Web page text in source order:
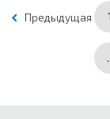
Предыдущая 1